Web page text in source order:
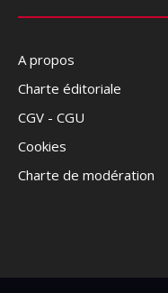
A propos
Charte éditoriale
CGV - CGU
Cookies
Charte de modération